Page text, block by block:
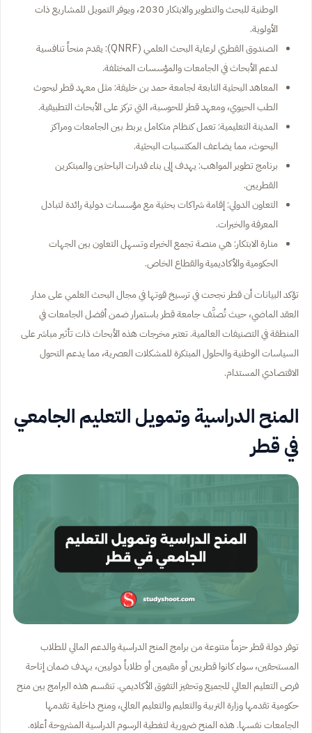
الوطنية للبحث والتطوير والابتكار 2030، ويوفر التمويل للمشاريع ذات
الأولوية.
الصندوق القطري لرعاية البحث العلمي (QNRF): يقدم منحاً تنافسية
لدعم الأبحاث في الجامعات والمؤسسات المختلفة.
المعاهد البحثية التابعة لجامعة حمد بن خليفة: مثل معهد قطر لبحوث
الطب الحيوي، ومعهد قطر للحوسبة، التي تركز على الأبحاث التطبيقية.
المدينة التعليمية: تعمل كنظام متكامل يربط بين الجامعات ومراكز
البحوث، مما يضاعف المكتسبات البحثية.
برنامج تطوير المواهب: يهدف إلى بناء قدرات الباحثين والمبتكرين
القطريين.
التعاون الدولي: إقامة شراكات بحثية مع مؤسسات دولية رائدة لتبادل
المعرفة والخبرات.
منارة الابتكار: هي منصة تجمع الخبراء وتسهل التعاون بين الجهات
الحكومية والأكاديمية والقطاع الخاص.
تؤكد البيانات أن قطر نجحت في ترسيخ قوتها في مجال البحث العلمي على مدار
العقد الماضي، حيث تُصنَّف جامعة قطر باستمرار ضمن أفضل الجامعات في
المنطقة في التصنيفات العالمية. تعتبر مخرجات هذه الأبحاث ذات تأثير مباشر على
السياسات الوطنية والحلول المبتكرة للمشكلات العصرية، مما يدعم التحول
الاقتصادي المستدام.
المنح الدراسية وتمويل التعليم الجامعي
في قطر
توفر دولة قطر حزماً متنوعة من برامج المنح الدراسية والدعم المالي للطلاب
المستحقين، سواء كانوا قطريين أو مقيمين أو طلاباً دوليين، بهدف ضمان إتاحة
فرص التعليم العالي للجميع وتحفيز التفوق الأكاديمي. تنقسم هذه البرامج بين منح
حكومية تقدمها وزارة التربية والتعليم والتعليم العالي، ومنح داخلية تقدمها
الجامعات نفسها. هذه المنح ضرورية لتغطية الرسوم الدراسية المشروحة أعلاه.